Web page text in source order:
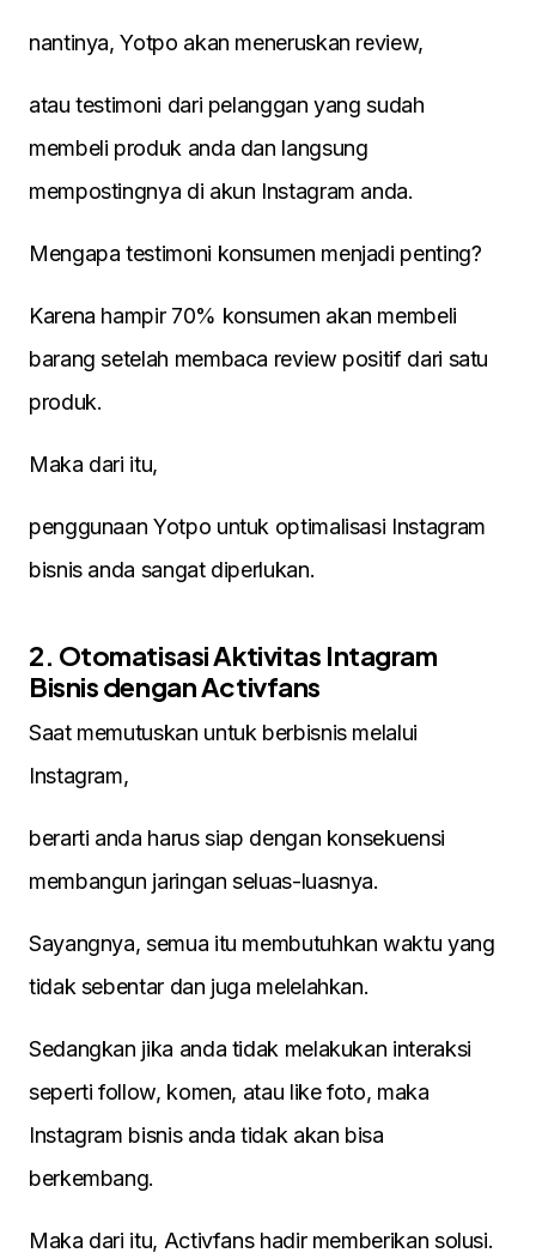
nantinya, Yotpo akan meneruskan review,
atau testimoni dari pelanggan yang sudah
membeli produk anda dan langsung
mempostingnya di akun Instagram anda.
Mengapa testimoni konsumen menjadi penting?
Karena hampir 70% konsumen akan membeli
barang setelah membaca review positif dari satu
produk.
Maka dari itu,
penggunaan Yotpo untuk optimalisasi Instagram
bisnis anda sangat diperlukan.
2. Otomatisasi Aktivitas Intagram
Bisnis dengan Activfans
Saat memutuskan untuk berbisnis melalui
Instagram,
berarti anda harus siap dengan konsekuensi
membangun jaringan seluas-luasnya.
Sayangnya, semua itu membutuhkan waktu yang
tidak sebentar dan juga melelahkan.
Sedangkan jika anda tidak melakukan interaksi
seperti follow, komen, atau like foto, maka
Instagram bisnis anda tidak akan bisa
berkembang.
Maka dari itu, Activfans hadir memberikan solusi.